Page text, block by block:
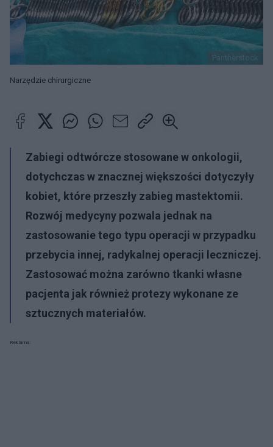
Narzędzie chirurgiczne
Zabiegi odtwórcze stosowane w onkologii,
dotychczas w znacznej większości dotyczyły
kobiet, które przeszły zabieg mastektomii.
Rozwój medycyny pozwala jednak na
zastosowanie tego typu operacji w przypadku
przebycia innej, radykalnej operacji leczniczej.
Zastosować można zarówno tkanki własne
pacjenta jak również protezy wykonane ze
sztucznych materiałów.
Reklama: